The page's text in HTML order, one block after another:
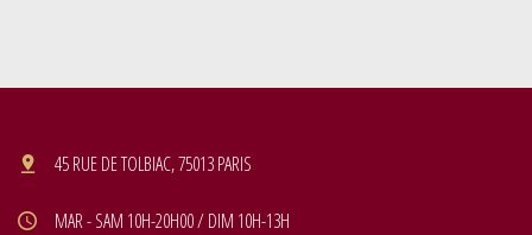
45 RUE DE TOLBIAC, 75013 PARIS
MAR - SAM 10H-20H00 / DIM 10H-13H